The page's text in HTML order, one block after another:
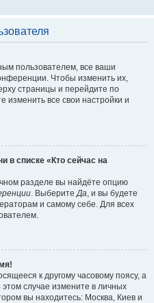
пользователем, все ваши
Чтобы изменить их,
страницы и перейдите по
изменить все свои настройки и
в списке «Кто сейчас на
разделе вы найдёте опцию
. ВыберитеДа, и вы будете
и самому себе. Для всех
к другому часовому поясу, а
случае измените в личных
вы находитесь: Москва, Киев и